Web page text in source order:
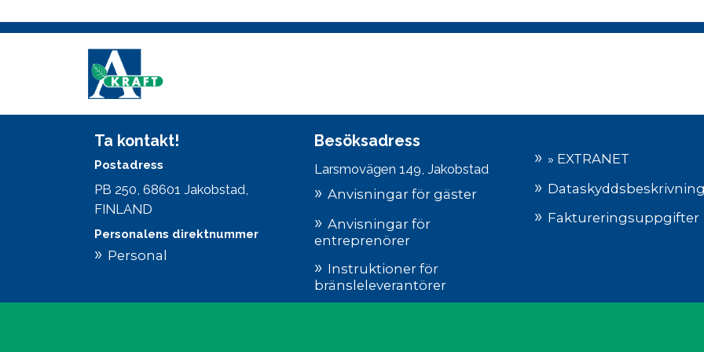
Ta kontakt!
Postadress
PB 250, 68601 Jakobstad,
FINLAND
Personalens direktnummer
Personal
Besöksadress
Larsmovägen 149, Jakobstad
Anvisningar för gäster
Anvisningar för
entreprenörer
Instruktioner för
bränsleleverantörer
» EXTRANET
Faktureringsuppgifter